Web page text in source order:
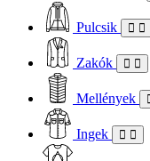
Pulcsik
Zakók
Mellények
Ingek